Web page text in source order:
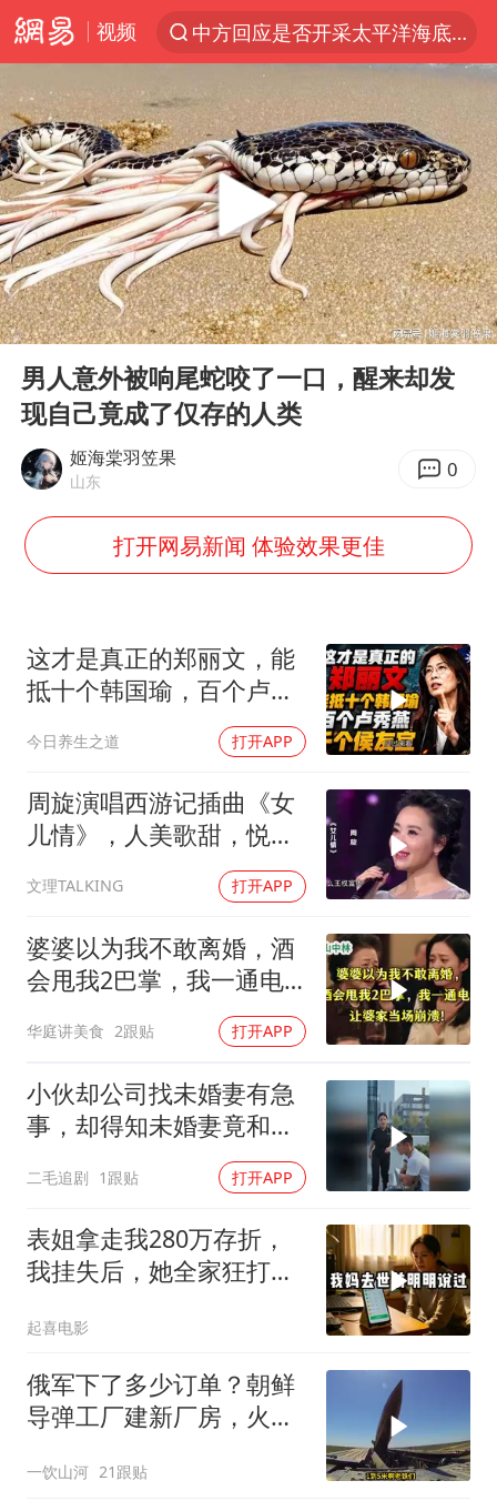
视频
中方回应是否开采太平洋海底稀土资源
以“新”破局 首发经济点亮城市消费活力
台风白海豚进入48小时警戒线
佛得角门将亮相智利俱乐部主场
看守所辅警收受10万获刑1年
宇树科技发行价格150.80元/股
CIA被曝已秘密设立古巴工作组
泰国一女公务员妆容引争议 本人回应
U17国足1分钟轰2球
外交部发言人就广岛核爆81周年等答记者问
多地要求领导干部带头休假
80后女柜员逆袭成4200亿银行副行长
女子利用漏洞0元薅走3000多件家电
奋进开新局 实干挑大梁
Play
00:00 33:28
男人意外被响尾蛇咬了一口，醒来却发
现自己竟成了仅存的人类
姬海棠羽笠果
山东 0
打开网易新闻 体验效果更佳
这才是真正的郑丽文，能
抵十个韩国瑜，百个卢秀
今日养生之道 打开APP
周旋演唱西游记插曲《女
儿情》，人美歌甜，悦耳
文理TALKING 打开APP
婆婆以为我不敢离婚，酒
会甩我2巴掌，我一通电
华庭讲美食 2跟贴 打开APP
小伙却公司找未婚妻有急
事，却得知未婚妻竟和别
二毛追剧 1跟贴 打开APP
表姐拿走我280万存折，
我挂失后，她全家狂打
起喜电影
俄军下了多少订单？朝鲜
导弹工厂建新厂房，火星
一饮山河 21跟贴